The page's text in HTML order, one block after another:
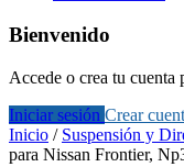
Bienvenido
Accede o crea tu cuenta
Iniciar sesión Crear
Inicio / Suspensión y
para Nissan Frontier,